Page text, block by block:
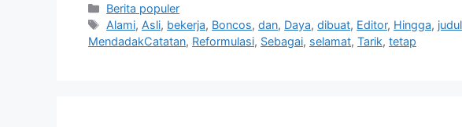
Kategori
Berita populer
Tag
Alami, Asli, bekerja, Boncos,dan, Daya,dibuat, Editor, Hingga, judul
MendadakCatatan, Reformulasi, Sebagai, selamat, Tarik, tetap